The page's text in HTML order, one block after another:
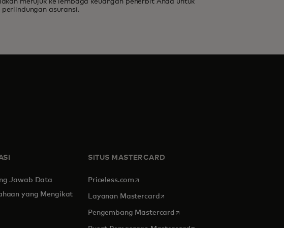
seterusnya
merujuk ke lembaga keuangan penerbit Anda untuk
asuransi.
Jawab Data
yang Mengikat
SITUS MASTERCARD
Priceless.com opens in a new tab
Layanan Mastercardopens in a new tab
Pengembang Mastercard opens in a new tab